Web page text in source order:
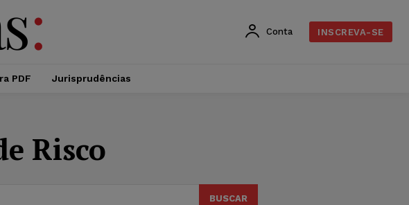
Conta INSCREVA-SE
PDF Jurisprudências
Risco
BUSCAR